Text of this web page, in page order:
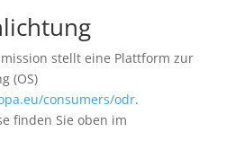
stellt eine Plattform zur
(OS)
consumers/odr.
finden Sie oben im